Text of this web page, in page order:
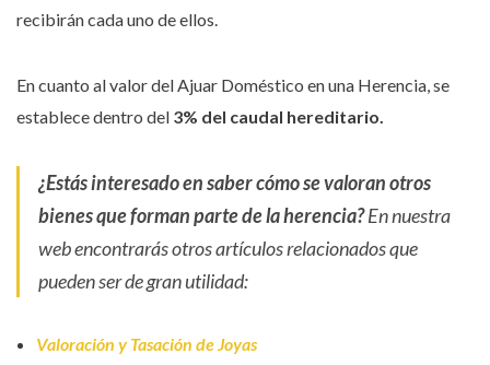
recibirán cada uno de ellos.
En cuanto al valor del Ajuar Doméstico en una Herencia, se
establece dentro del 3% del caudal hereditario.
¿Estás interesado en saber cómo se valoran otros
bienes que forman parte de la herencia?En nuestra
web encontrarás otros artículos relacionados que
pueden ser de gran utilidad:
Valoración y Tasación de Joyas